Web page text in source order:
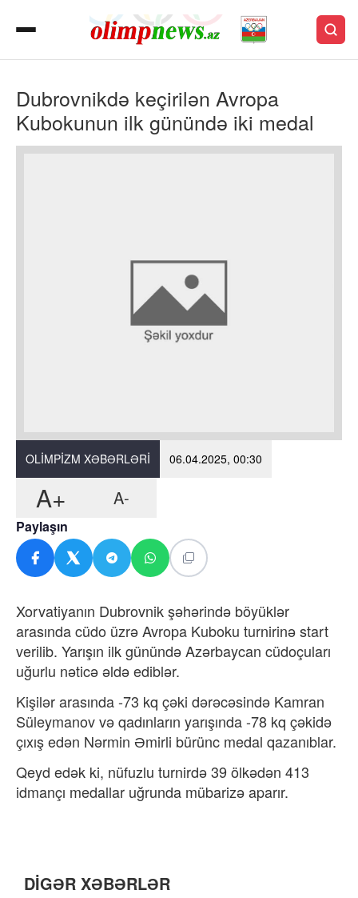
Dubrovnikdə keçirilən Avropa
Kubokunun ilk günündə iki medal
OLIMPIZM XƏBƏRLƏRI 06.04.2025, 00:30
A+ A-
Paylaşın
Xorvatiyanın Dubrovnik şəhərində böyüklər
arasında cüdo üzrə Avropa Kuboku turnirinə start
verilib. Yarışın ilk günündə Azərbaycan cüdoçuları
uğurlu nəticə əldə ediblər.
Kişilər arasında -73 kq çəki dərəcəsində Kamran
Süleymanov və qadınların yarışında -78 kq çəkidə
çıxış edən Nərmin Əmirli bürünc medal qazanıblar.
Qeyd edək ki, nüfuzlu turnirdə 39 ölkədən 413
idmançı medallar uğrunda mübarizə aparır.
DİGƏR XƏBƏRLƏR